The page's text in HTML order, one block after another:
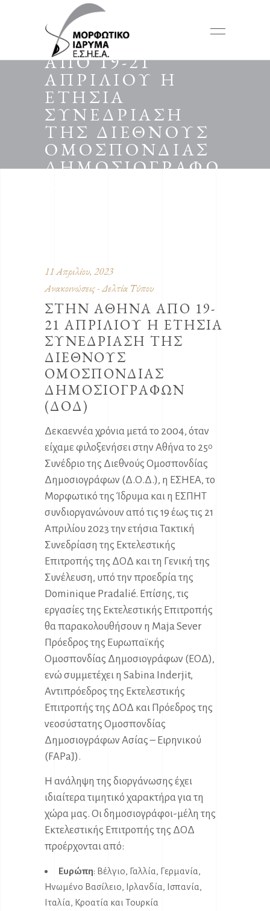
ΣΤΗΝ ΑΘΗΝΑ
ΑΠΟ 19-21
ΑΠΡΙΛΙΟΥ Η
ΕΤΗΣΙΑ
ΣΥΝΕΔΡΙΑΣΗ
ΤΗΣ ΔΙΕΘΝΟΥΣ
ΟΜΟΣΠΟΝΔΙΑΣ
ΔΗΜΟΣΙΟΓΡΑΦΩ
11 Απριλίου, 2023
Ανακοινώσεις - Δελτία Τύπου
ΣΤΗΝ ΑΘΗΝΑ ΑΠΟ 19-
21 ΑΠΡΙΛΙΟΥ Η ΕΤΗΣΙΑ
ΣΥΝΕΔΡΙΑΣΗ ΤΗΣ
ΔΙΕΘΝΟΥΣ
ΟΜΟΣΠΟΝΔΙΑΣ
ΔΗΜΟΣΙΟΓΡΑΦΩΝ
(ΔΟΔ)
Δεκαεννέα χρόνια μετά το 2004, όταν
είχαμε φιλοξενήσει στην Αθήνα το 25ο
Συνέδριο της Διεθνούς Ομοσπονδίας
Δημοσιογράφων (Δ.Ο.Δ.), η ΕΣΗΕΑ, το
Μορφωτικό της Ίδρυμα και η ΕΣΠΗΤ
συνδιοργανώνουν από τις 19 έως τις 21
Απριλίου 2023 την ετήσια Τακτική
Συνεδρίαση της Εκτελεστικής
Επιτροπής της ΔΟΔ και τη Γενική της
Συνέλευση, υπό την προεδρία της
Dominique Pradalié. Επίσης, τις
εργασίες της Εκτελεστικής Επιτροπής
θα παρακολουθήσoυν η Maja Sever
Πρόεδρος της Ευρωπαϊκής
Ομοσπονδίας Δημοσιογράφων (ΕΟΔ),
ενώ συμμετέχει η Sabina Inderjit,
Αντιπρόεδρος της Εκτελεστικής
Επιτροπής της ΔΟΔ και Πρόεδρος της
νεοσύστατης Ομοσπονδίας
Δημοσιογράφων Ασίας – Ειρηνικού
(FAPaJ).
Η ανάληψη της διοργάνωσης έχει
ιδιαίτερα τιμητικό χαρακτήρα για τη
χώρα μας. Οι δημοσιογράφοι-μέλη της
Εκτελεστικής Επιτροπής της ΔΟΔ
προέρχονται από:
Ευρώπη: Βέλγιο, Γαλλία, Γερμανία,
Ηνωμένο Βασίλειο, Ιρλανδία, Ισπανία,
Ιταλία, Κροατία και Τουρκία